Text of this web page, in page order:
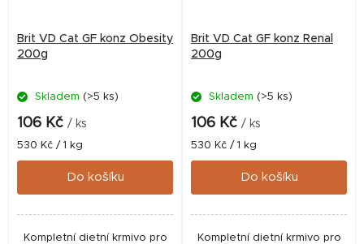
Brit VD Cat GF konz Obesity
200g
Skladem (>5 ks)
106 Kč / ks
Měrná
cena:
530 Kč / 1 kg
Do košíku
Kompletní dietní krmivo pro
Brit VD Cat GF konz Renal
200g
Skladem (>5 ks)
106 Kč / ks
Měrná
cena:
530 Kč / 1 kg
Do košíku
Kompletní dietní krmivo pro